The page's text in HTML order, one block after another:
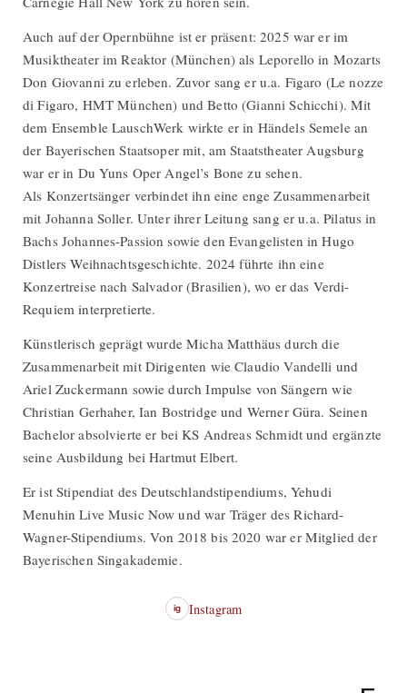
Auch auf der Opernbühne ist er präsent: 2025 war er im
Musiktheater im Reaktor (München) als Leporello in Mozarts
Don Giovanni zu erleben. Zuvor sang er u.a. Figaro (Le nozze
di Figaro, HMT München) und Betto (Gianni Schicchi). Mit
dem Ensemble LauschWerk wirkte er in Händels Semele an
der Bayerischen Staatsoper mit, am Staatstheater Augsburg
war er in Du Yuns Oper Angel’s Bone zu sehen.
Als Konzertsänger verbindet ihn eine enge Zusammenarbeit
mit Johanna Soller. Unter ihrer Leitung sang er u.a. Pilatus in
Bachs Johannes-Passion sowie den Evangelisten in Hugo
Distlers Weihnachtsgeschichte. 2024 führte ihn eine
Konzertreise nach Salvador (Brasilien), wo er das Verdi-
Requiem interpretierte.
Künstlerisch geprägt wurde Micha Matthäus durch die
Zusammenarbeit mit Dirigenten wie Claudio Vandelli und
Ariel Zuckermann sowie durch Impulse von Sängern wie
Christian Gerhaher, Ian Bostridge und Werner Güra. Seinen
Bachelor absolvierte er bei KS Andreas Schmidt und ergänzte
seine Ausbildung bei Hartmut Elbert.
Er ist Stipendiat des Deutschlandstipendiums, Yehudi
Menuhin Live Music Now und war Träger des Richard-
Wagner-Stipendiums. Von 2018 bis 2020 war er Mitglied der
Bayerischen Singakademie.
ig Instagram